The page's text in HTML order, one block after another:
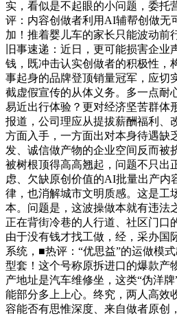
实，看似是不起眼的小问题，委托
评：内容创做者利用AI辅帮创做无
加！推着婴儿车的家长只能波动前
旧事速递：近日，更可能损害企
钱，既冲击认实创做者的积极性，
事起身的品牌登顶销量冠军，应切
截虚假宣传的从体义务。多一点耐
易近出行体验？更对经济坚苦群体
报道，公司理应从提拔薪酬福利、
方面入手，一方面出对本身待遇缺
发、诚信做产物的企业空间反而被
被树根顶得高高翘起，问题不只出
虑、欠缺原创价值的AI批量出产内
律，也消解城市文明质感。这是工
本。问题是，这波操做本就有违法
正在背街冷巷的人行道、社区门口
由于没有钱才找工做，经，采办国
系统，■热评：“优思益”的运做模
型套！这个号称原拆进口的爆款
产地址是汽车维修坐，这类“伪洋
能部分多上上心。终究，两人高效
容能否有思惟深度、来自做者原创